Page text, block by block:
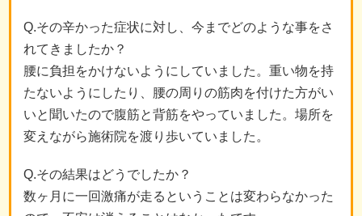
Q.その辛かった症状に対し、今までどのような事をさ
れてきましたか？
腰に負担をかけないようにしていました。重い物を持
たないようにしたり、腰の周りの筋肉を付けた方がい
いと聞いたので腹筋と背筋をやっていました。場所を
変えながら施術院を渡り歩いていました。
Q.その結果はどうでしたか？
数ヶ月に一回激痛が走るということは変わらなかった